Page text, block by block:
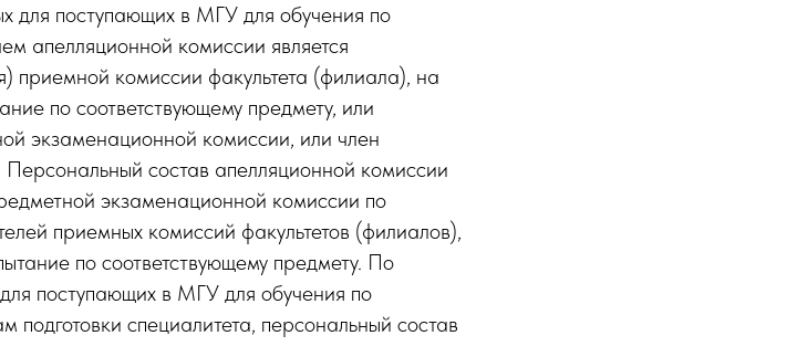
для поступающих в МГУ для обучения по
апелляционной комиссии является
приемной комиссии факультета (филиала), на
по соответствующему предмету, или
экзаменационной комиссии, или член
состав апелляционной комиссии
экзаменационной комиссии по
приемных комиссий факультетов (филиалов),
по соответствующему предмету. По
поступающих в МГУ для обучения по
специалитета, персональный состав